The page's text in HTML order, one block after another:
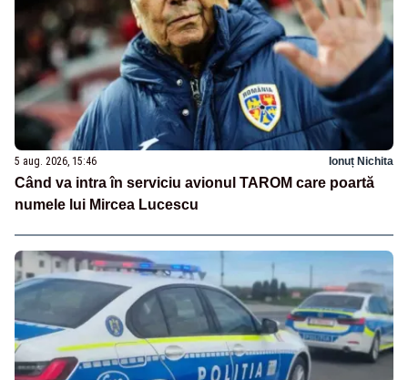
5 aug. 2026, 15:46 Ionuț Nichita
Când va intra în serviciu avionul TAROM care poartă
numele lui Mircea Lucescu